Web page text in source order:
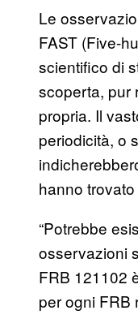
Le
FAST (Five-
scientifico di
scoperta, pur
propria. Il
periodicità, o
hanno
“Potrebbe
osservazioni
FRB 121102
per ogni FRB